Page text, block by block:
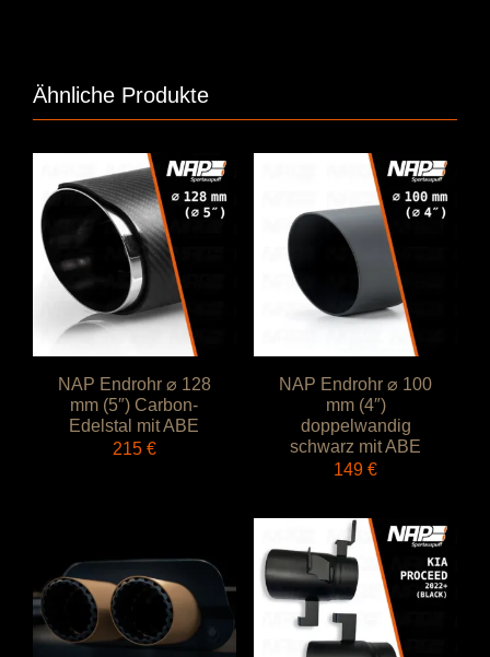
Ähnliche Produkte
NAP Endrohr ⌀ 128
mm (5″) Carbon-
Edelstal mit ABE
215 €
NAP Endrohr ⌀ 100
mm (4″)
doppelwandig
schwarz mit ABE
149 €